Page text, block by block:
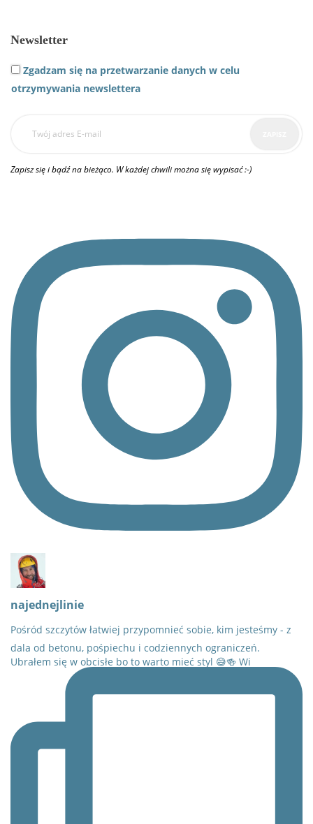
Newsletter
Zgadzam się na przetwarzanie danych w celu
otrzymywania newslettera
Zapisz się i bądź na bieżąco. W każdej chwili można się wypisać :-)
najednejlinie
Pośród szczytów łatwiej przypomnieć sobie, kim jesteśmy - z
dala od betonu, pośpiechu i codziennych ograniczeń.
Ubrałem się w obcisłe bo to warto mieć styl 😅🍻 Wi